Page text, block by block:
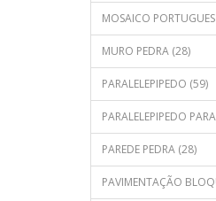
MOSAICO
MURO PEDRA (28)
PARALELEPIPEDO (59)
PARALELEPIPEDO
PAREDE PEDRA (28)
PAVIMENTAÇÃO